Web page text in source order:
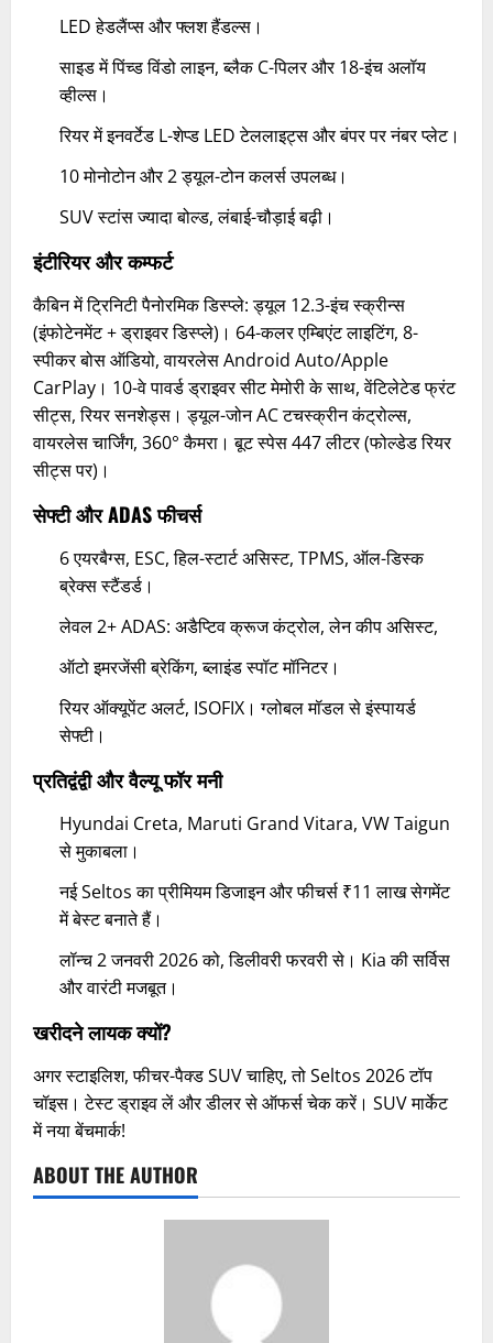
LED हेडलैंप्स और फ्लश हैंडल्स।
साइड में पिंच्ड विंडो लाइन, ब्लैक C-पिलर और 18-इंच अलॉय
व्हील्स।
रियर में इनवर्टेड L-शेप्ड LED टेललाइट्स और बंपर पर नंबर प्लेट।
10 मोनोटोन और 2 ड्यूल-टोन कलर्स उपलब्ध।
SUV स्टांस ज्यादा बोल्ड, लंबाई-चौड़ाई बढ़ी।​
इंटीरियर और कम्फर्ट
कैबिन में ट्रिनिटी पैनोरमिक डिस्प्ले: ड्यूल 12.3-इंच स्क्रीन्स
(इंफोटेनमेंट + ड्राइवर डिस्प्ले)। 64-कलर एम्बिएंट लाइटिंग, 8-
स्पीकर बोस ऑडियो, वायरलेस Android Auto/Apple
CarPlay। 10-वे पावर्ड ड्राइवर सीट मेमोरी के साथ, वेंटिलेटेड फ्रंट
सीट्स, रियर सनशेड्स। ड्यूल-जोन AC टचस्क्रीन कंट्रोल्स,
वायरलेस चार्जिंग, 360° कैमरा। बूट स्पेस 447 लीटर (फोल्डेड रियर
सीट्स पर)।​
सेफ्टी और ADAS फीचर्स
6 एयरबैग्स, ESC, हिल-स्टार्ट असिस्ट, TPMS, ऑल-डिस्क
ब्रेक्स स्टैंडर्ड।
लेवल 2+ ADAS: अडैप्टिव क्रूज कंट्रोल, लेन कीप असिस्ट,
ऑटो इमरजेंसी ब्रेकिंग, ब्लाइंड स्पॉट मॉनिटर।
रियर ऑक्यूपेंट अलर्ट, ISOFIX। ग्लोबल मॉडल से इंस्पायर्ड
सेफ्टी।​
प्रतिद्वंद्वी और वैल्यू फॉर मनी
Hyundai Creta, Maruti Grand Vitara, VW Taigun
से मुकाबला।
नई Seltos का प्रीमियम डिजाइन और फीचर्स ₹11 लाख सेगमेंट
में बेस्ट बनाते हैं।
लॉन्च 2 जनवरी 2026 को, डिलीवरी फरवरी से। Kia की सर्विस
और वारंटी मजबूत।​
खरीदने लायक क्यों?
अगर स्टाइलिश, फीचर-पैक्ड SUV चाहिए, तो Seltos 2026 टॉप
चॉइस। टेस्ट ड्राइव लें और डीलर से ऑफर्स चेक करें। SUV मार्केट
में नया बेंचमार्क!
ABOUT THE AUTHOR